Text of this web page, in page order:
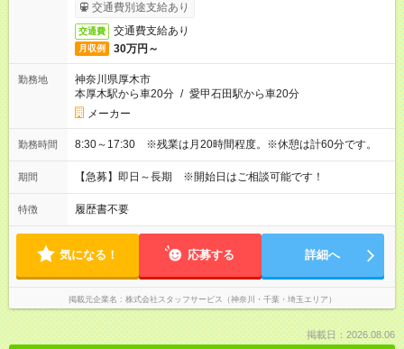
交通費別途支給あり
交通費 交通費支給あり
月収例 30万円～
勤務地
神奈川県厚木市
本厚木駅から車20分 / 愛甲石田駅から車20分
メーカー
勤務時間 8:30～17:30 ※残業は月20時間程度。※休憩は計60分です。
期間 【急募】即日～長期 ※開始日はご相談可能です！
特徴 履歴書不要
気になる！ 応募する 詳細へ
掲載元企業名 株式会社スタッフサービス（神奈川・千葉・埼玉エリア）
掲載日：2026.08.06